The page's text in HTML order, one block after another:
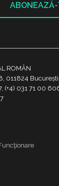
ABONEAZĂ-
ROMÂN
011824
(+4) 031 71 00